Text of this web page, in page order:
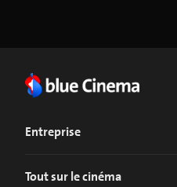
Entreprise
Tout sur le cinéma